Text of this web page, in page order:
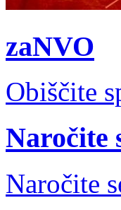
zaNVO
Obiščite
Naročite
Naročite